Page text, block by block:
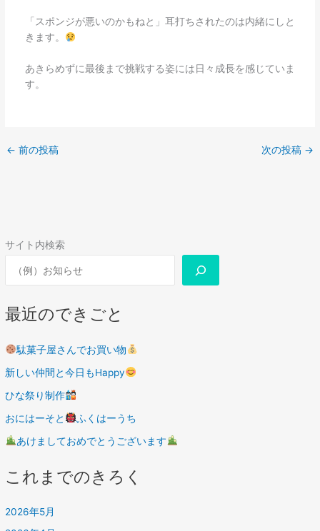
サイト内検索
最近のできごと
駄菓子屋さんでお買い物
新しい仲間と今日もHappy
ひな祭り制作
おにはーそと
ふくはーうち
あけましておめでとうございます
これまでのきろく
2026年5月
「スポンジが悪いのかもねと」耳打ちされたのは内緒にしと
きます。
あきらめずに最後まで挑戦する姿には日々成長を感じていま
す。
← 前の投稿 次の投稿 →